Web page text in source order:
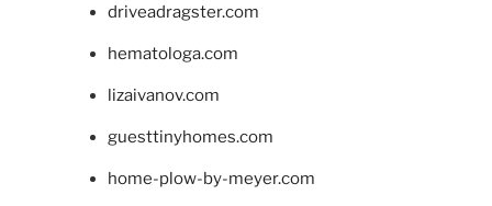
driveadragster.com
hematologa.com
lizaivanov.com
guesttinyhomes.com
home-plow-by-meyer.com